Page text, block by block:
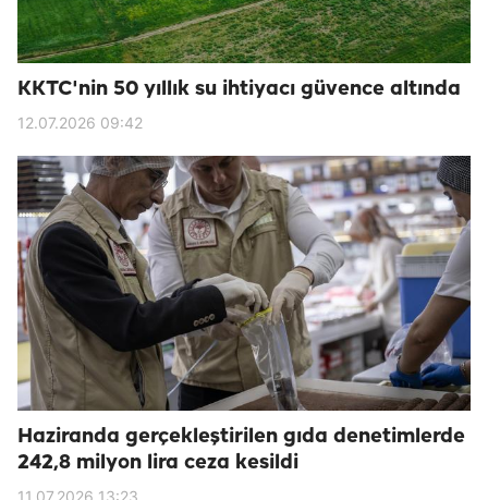
KKTC'nin 50 yıllık su ihtiyacı güvence altında
12.07.2026 09:42
Haziranda gerçekleştirilen gıda denetimlerde
242,8 milyon lira ceza kesildi
11.07.2026 13:23